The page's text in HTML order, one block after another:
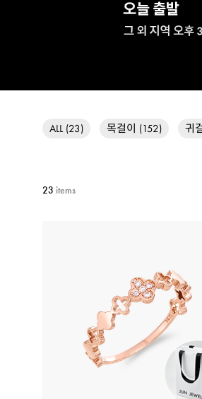
ALL (23) 목걸이 (152) 귀
23 items